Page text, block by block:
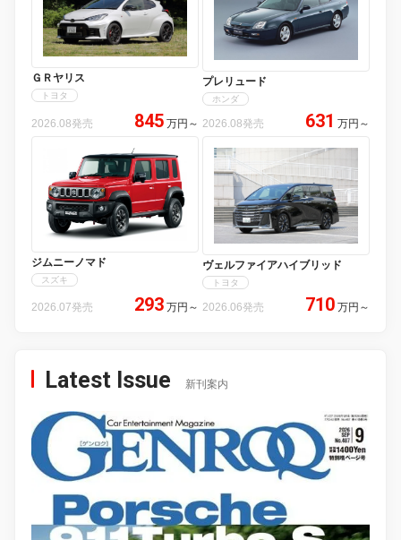
ＧＲヤリス
トヨタ
2026.08発売 845 万円 ～
プレリュード
ホンダ
2026.08発売 631 万円 ～
ジムニーノマド
スズキ
2026.07発売 293 万円 ～
ヴェルファイアハイブリッド
トヨタ
2026.06発売 710 万円 ～
Latest Issue 新刊案内